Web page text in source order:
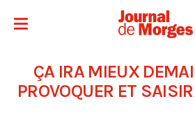
ÇA IRA MIEUX
PROVOQUER ET